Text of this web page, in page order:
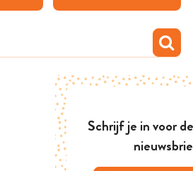
Schrijf je in voor